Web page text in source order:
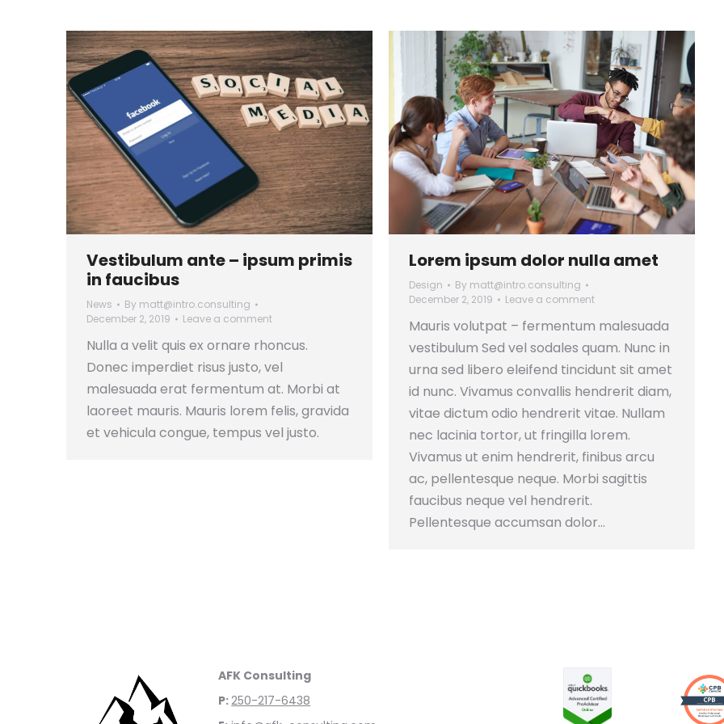
Vestibulum ante – ipsum primis
in faucibus
News By matt@intro.consulting
December 2, 2019
Leave a comment
Nulla a velit quis ex ornare rhoncus.
Donec imperdiet risus justo, vel
malesuada erat fermentum at. Morbi at
laoreet mauris. Mauris lorem felis, gravida
et vehicula congue, tempus vel justo.
Lorem ipsum dolor nulla amet
Design By matt@intro.consulting
December 2, 2019
Leave a comment
Mauris volutpat – fermentum malesuada
vestibulum Sed vel sodales quam. Nunc in
urna sed libero eleifend tincidunt sit amet
id nunc. Vivamus convallis hendrerit diam,
vitae dictum odio hendrerit vitae. Nullam
nec lacinia tortor, ut fringilla lorem.
Vivamus ut enim hendrerit, finibus arcu
ac, pellentesque neque. Morbi sagittis
faucibus neque vel hendrerit.
Pellentesque accumsan dolor…
AFK Consulting
P:250-217-6438